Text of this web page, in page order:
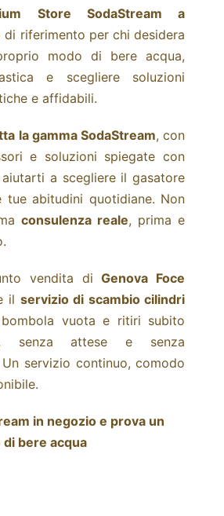
Store SodaStream a
di riferimento per chi desidera
modo di bere acqua,
e scegliere soluzioni
e affidabili.
la gamma SodaStream, con
e soluzioni spiegate con
a scegliere il gasatore
tue abitudini quotidiane. Non
consulenza reale, prima e
vendita diGenova Foce
il servizio di scambio cilindri
vuota e ritiri subito
senza attese e senza
servizio continuo, comodo
in negozio e prova un
bere acqua